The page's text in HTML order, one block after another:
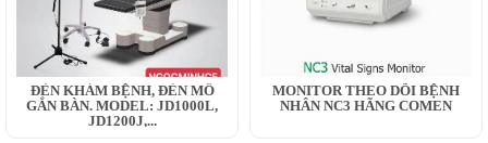
ĐÈN KHÁM BỆNH, ĐÈN MỔ
GẮN BÀN. MODEL: JD1000L,
JD1200J,...
MONITOR THEO DÕI BỆNH
NHÂN NC3 HÃNG COMEN